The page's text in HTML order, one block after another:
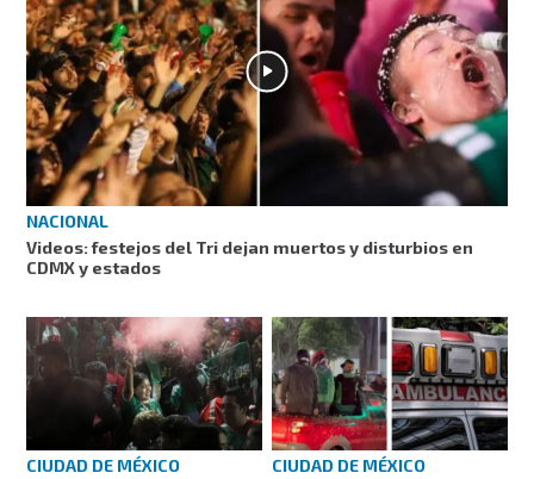
NACIONAL
Videos: festejos del Tri dejan muertos y disturbios en
CDMX y estados
CIUDAD DE MÉXICO
CIUDAD DE MÉXICO